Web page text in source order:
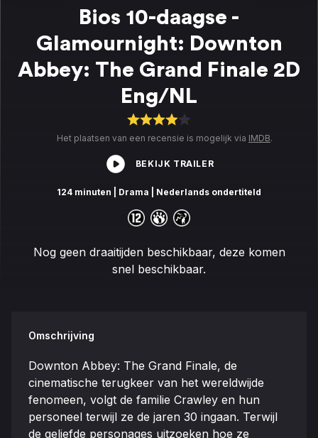
Bios 10-daagse -
Glamournight: Downton
Abbey: The Grand Finale 2D
Eng/NL
Het plaatsen van een recensie is mogelijk via IMDB.
BEKIJK TRAILER
124 minuten | Drama | Nederlands ondertiteld
Nog geen draaitijden beschikbaar, deze komen
snel beschikbaar.
Omschrijving
Downton Abbey: The Grand Finale, de
cinematische terugkeer van het wereldwijde
fenomeen, volgt de familie Crawley en hun
personeel terwijl ze de jaren 30 ingaan. Terwijl
de geliefde personages uitzoeken hoe ze